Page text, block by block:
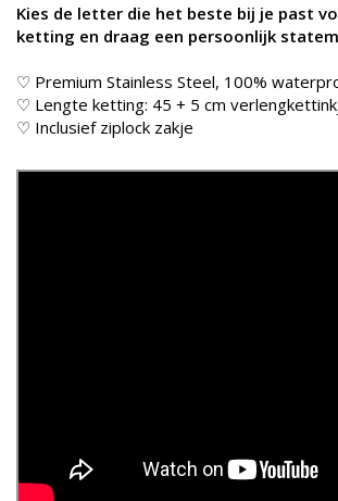
Kies de letter die het beste bij je past
ketting en draag een persoonlijk
♡ Premium Stainless Steel, 100%
♡ Lengte ketting: 45 + 5 cm
♡ Inclusief ziplock zakje